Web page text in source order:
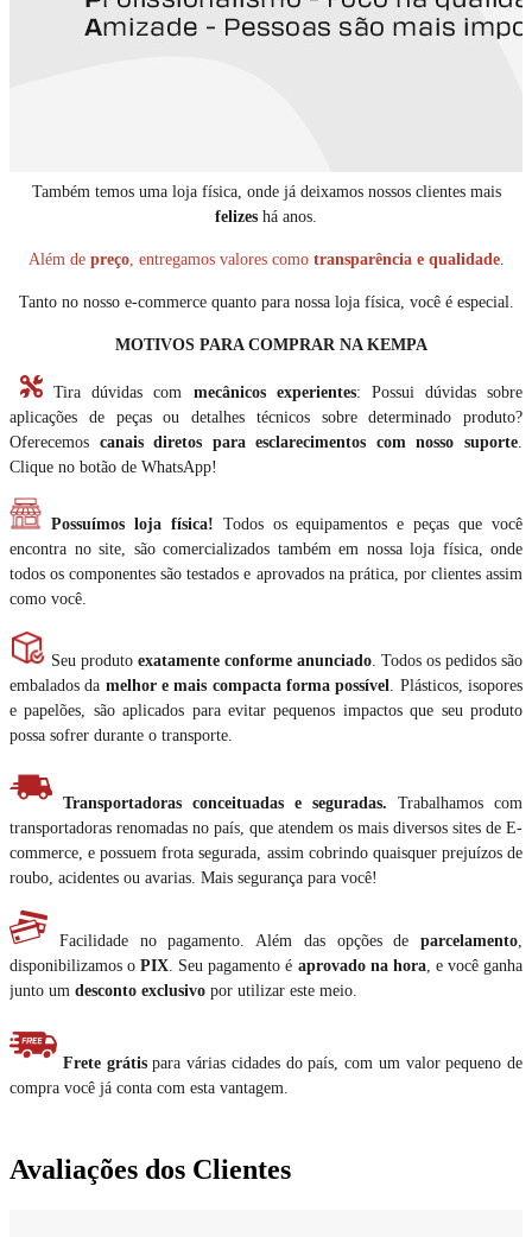
Também temos uma loja física, onde já deixamos nossos clientes mais
felizes há anos.
Além de preço, entregamos valores como transparência e qualidade.
Tanto no nosso e-commerce quanto para nossa loja física, você é especial.
MOTIVOS PARA COMPRAR NA KEMPA
Tira dúvidas com mecânicos experientes: Possui dúvidas sobre
aplicações de peças ou detalhes técnicos sobre determinado produto?
Oferecemos canais diretos para esclarecimentos com nosso suporte
Clique no botão de WhatsApp!
Possuímos loja física! Todos os equipamentos e peças que você
encontra no site, são comercializados também em nossa loja física, onde
todos os componentes são testados e aprovados na prática, por clientes assim
como você.
Seu produto exatamente conforme anunciado . Todos os pedidos são
embalados da melhor e mais compacta forma possível . Plásticos, isopores
e papelões, são aplicados para evitar pequenos impactos que seu produto
possa sofrer durante o transporte.
Transportadoras conceituadas e seguradas. Trabalhamos com
transportadoras renomadas no país, que atendem os mais diversos sites de E-
commerce, e possuem frota segurada, assim cobrindo quaisquer prejuízos de
roubo, acidentes ou avarias. Mais segurança para você!
Facilidade no pagamento. Além das opções de parcelamento
disponibilizamos oPIX . Seu pagamento é aprovado na hora, e você ganha
junto um desconto exclusivo por utilizar este meio.
Frete grátispara várias cidades do país, com um valor pequeno de
compra você já conta com esta vantagem.
Avaliações dos Clientes